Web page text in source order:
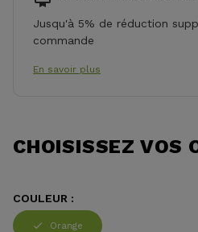
Jusqu'à 5% de réduction
commande
En savoir plus
CHOISISSEZ VOS
COULEUR :
Orange